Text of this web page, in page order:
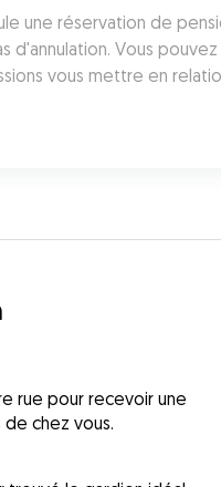
une réservation de
d'annulation. Vous
vous mettre en
rue pour recevoir une
chez vous.